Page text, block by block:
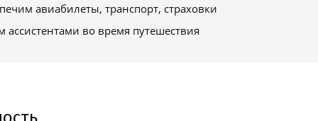
авиабилеты, транспорт, страховки
ассистентами во время путешествия